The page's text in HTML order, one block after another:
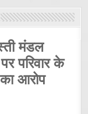
मंडल
परिवार के
आरोप